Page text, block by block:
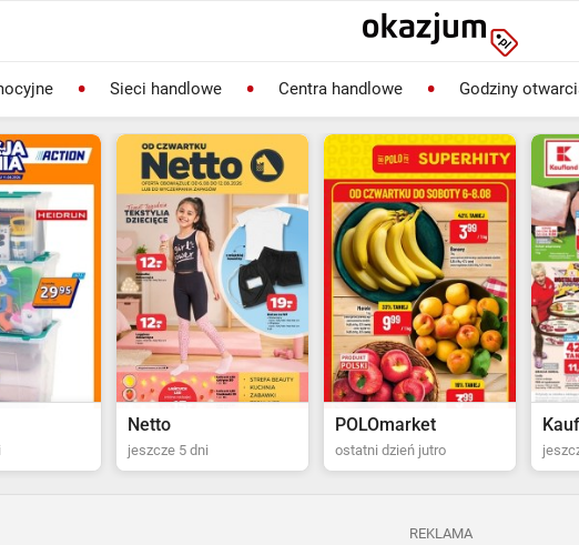
Sieci handlowe Centra handlowe Godziny
POLOmarket
ostatni dzień jutro
Kaufland
jeszcze 4 dni
REKLAMA